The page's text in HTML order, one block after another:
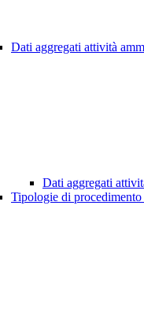
Dati aggregati attività
Dati aggregati
Tipologie di procedimento